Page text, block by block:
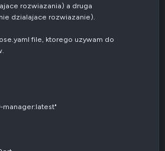
rozwiazania) a druga
dzialajace rozwiazanie).
file, ktorego uzywam do
manager:latest"